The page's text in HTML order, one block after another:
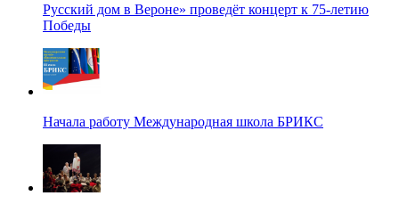
Русский дом в Вероне» проведёт концерт к 75-летию
Победы
Начала работу Международная школа БРИКС